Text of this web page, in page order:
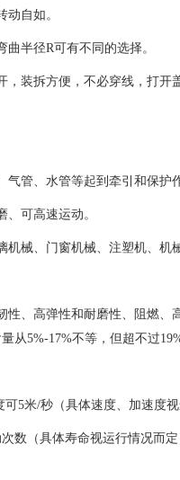
动自如。
半径R可有不同的选择。
装拆方便，不必穿线，打开
管、水管等起到牵引和保护
可高速运动。
械、门窗机械、注塑机、机
性、高弹性和耐磨性、阻燃
5%-17%不等，但超不过
5米/秒（具体速度、加速度视
数（具体寿命视运行情况而定